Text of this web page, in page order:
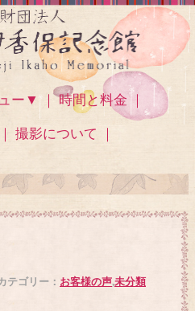
ー▼ ｜ 時間と料金 ｜
｜ 撮影について ｜
テゴリー： お客様の声,未分類